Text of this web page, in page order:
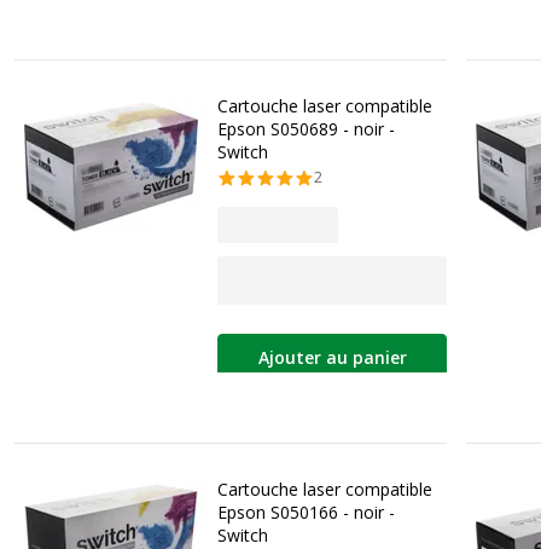
Cartouche laser compatible
Epson S050689 - noir -
Switch
2
Ajouter au panier
Cartouche laser compatible
Epson S050166 - noir -
Switch